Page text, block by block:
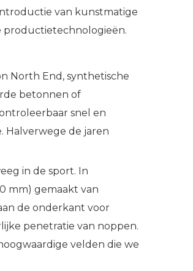
van kunstmatige
productietechnologieën.
North End, synthetische
betonnen of
snel en
Halverwege de jaren
in de sport. In
mm) gemaakt van
de onderkant voor
penetratie van noppen.
velden die we